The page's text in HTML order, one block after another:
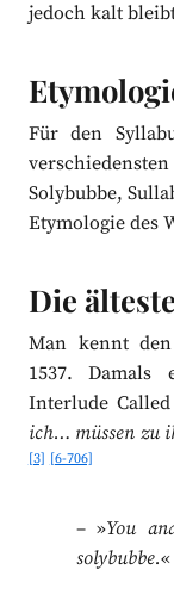
jedoch kalt
Für den
Solybubbe,
Etymologie des
Die
Man kennt
1537. Damals
Interlude
ich… müssen zu
[3] [6-706]
– »You
solybubbe.«